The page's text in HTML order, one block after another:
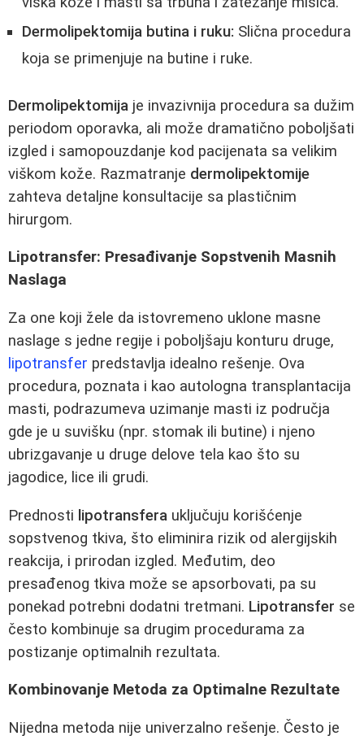
Dermolipektomija butina i ruku: Slična procedura
koja se primenjuje na butine i ruke.
Dermolipektomija je invazivnija procedura sa dužim
periodom oporavka, ali može dramatično poboljšati
izgled i samopouzdanje kod pacijenata sa velikim
viškom kože. Razmatranje dermolipektomije
zahteva detaljne konsultacije sa plastičnim
hirurgom.
Lipotransfer: Presađivanje Sopstvenih Masnih
Naslaga
Za one koji žele da istovremeno uklone masne
naslage s jedne regije i poboljšaju konturu druge,
lipotransfer predstavlja idealno rešenje. Ova
procedura, poznata i kao autologna transplantacija
masti, podrazumeva uzimanje masti iz područja
gde je u suvišku (npr. stomak ili butine) i njeno
ubrizgavanje u druge delove tela kao što su
jagodice, lice ili grudi.
Prednosti lipotransfera uključuju korišćenje
sopstvenog tkiva, što eliminira rizik od alergijskih
reakcija, i prirodan izgled. Međutim, deo
presađenog tkiva može se apsorbovati, pa su
ponekad potrebni dodatni tretmani. Lipotransfer se
često kombinuje sa drugim procedurama za
postizanje optimalnih rezultata.
Kombinovanje Metoda za Optimalne Rezultate
Nijedna metoda nije univerzalno rešenje. Često je